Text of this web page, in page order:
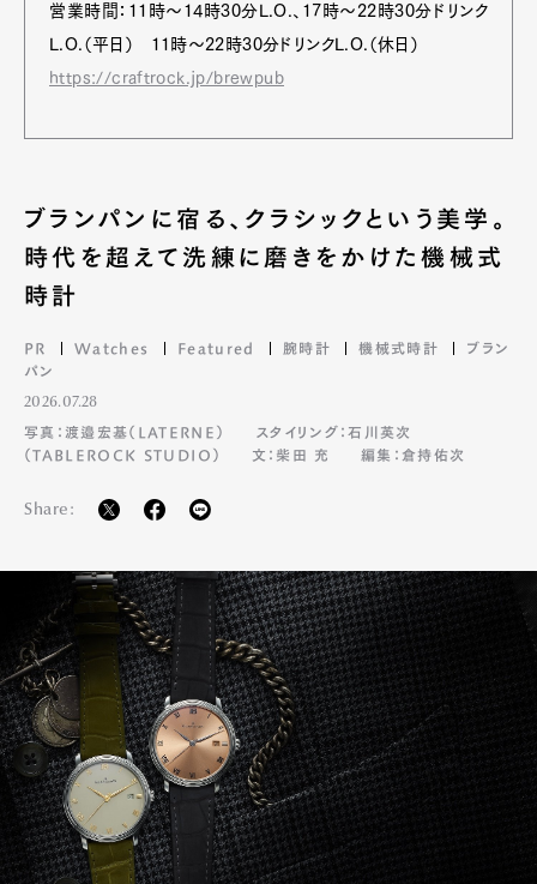
営業時間：11時～14時30分L.O.、17時～22時30分ドリンク
L.O.（平日） 11時～22時30分ドリンクL.O.（休日）
https://craftrock.jp/brewpub
ブランパンに宿る、クラシックという美学。
時代を超えて洗練に磨きをかけた機械式
時計
PR Watches Featured 腕時計 機械式時計
ブラン
パン
2026.07.28
写真：渡邉宏基（LATERNE）
スタイリング：石川英次
（TABLEROCK STUDIO）
文：柴田 充 編集：倉持佑次
Share: